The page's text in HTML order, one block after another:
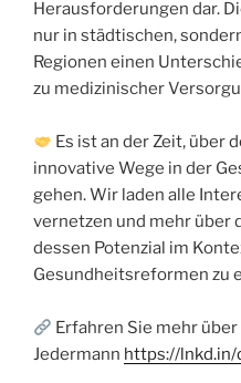
Herausforderungen dar.
nur in städtischen,
Regionen einen
zu medizinischer
Es ist an der Zeit, über
innovative Wege in der
gehen. Wir laden alle
vernetzen und mehr über
dessen Potenzial im
Gesundheitsreformen zu
Erfahren Sie mehr
Jedermann https://